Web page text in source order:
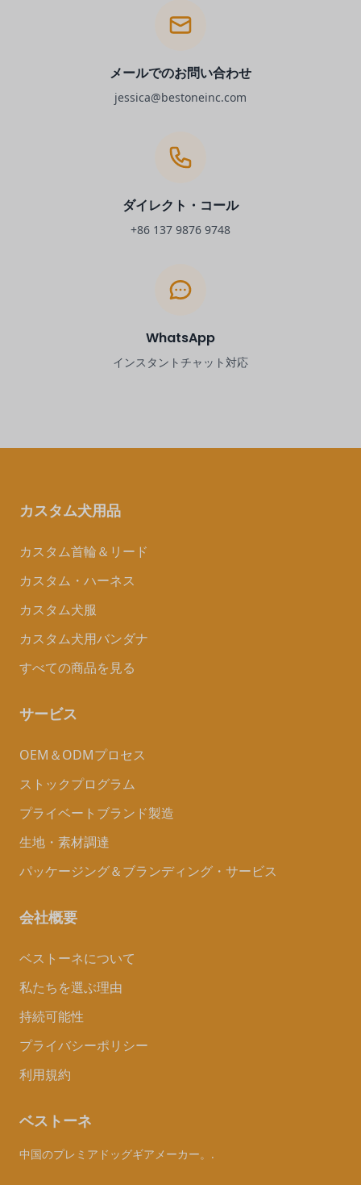
メールでのお問い合わせ
jessica@bestoneinc.com
ダイレクト・コール
+86 137 9876 9748
WhatsApp
インスタントチャット対応
カスタム犬用品
カスタム首輪＆リード
カスタム・ハーネス
カスタム犬服
カスタム犬用バンダナ
すべての商品を見る
サービス
OEM＆ODMプロセス
ストックプログラム
プライベートブランド製造
生地・素材調達
パッケージング＆ブランディング・サービス
会社概要
ベストーネについて
私たちを選ぶ理由
持続可能性
プライバシーポリシー
利用規約
ベストーネ
中国のプレミアドッグギアメーカー。.